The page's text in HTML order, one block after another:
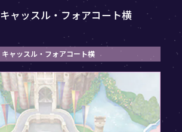
キャッスル・フォアコート横
キャッスル・フォアコート横